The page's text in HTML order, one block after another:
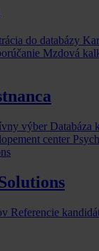
do databázy
Mzdová
výber Databáza
center
Referencie